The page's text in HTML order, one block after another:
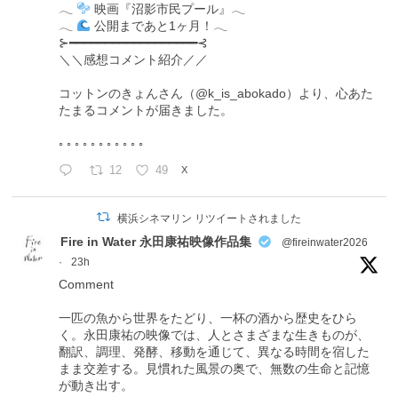
𓂃
映画『沼影市民プール』𓂃
𓂃
公開まであと1ヶ月！𓂃
⊱━━━━━━━━━━━━━━━━━━⊰
＼＼感想コメント紹介／／
コットンのきょんさん（@k_is_abokado）より、心あた
たまるコメントが届きました。
◦ ◦ ◦ ◦ ◦ ◦ ◦ ◦ ◦ ◦ ◦
12 49 X
横浜シネマリン リツイートされました
Fire in Water 永田康祐映像作品集
@fireinwater2026
·
23h
Comment
一匹の魚から世界をたどり、一杯の酒から歴史をひら
く。永田康祐の映像では、人とさまざまな生きものが、
翻訳、調理、発酵、移動を通じて、異なる時間を宿した
まま交差する。見慣れた風景の奥で、無数の生命と記憶
が動き出す。